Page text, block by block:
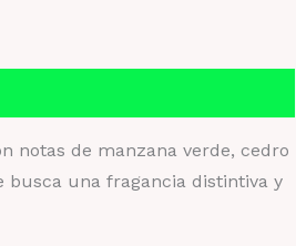
notas de manzana verde, cedro
busca una fragancia distintiva y